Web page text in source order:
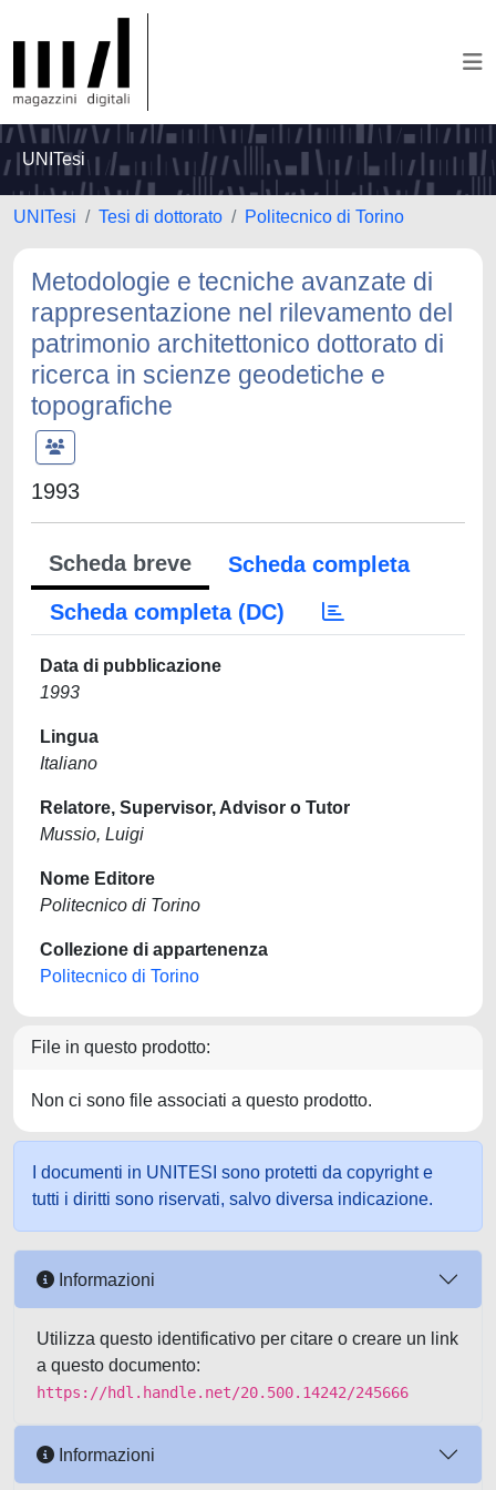
UNITesi
UNITesi Tesi di dottorato Politecnico di Torino
Metodologie e tecniche avanzate di
rappresentazione nel rilevamento del
patrimonio architettonico dottorato di
ricerca in scienze geodetiche e
topografiche
1993
Scheda breve
Scheda completa
Scheda completa (DC)
Data di pubblicazione
1993
Lingua
Italiano
Relatore, Supervisor, Advisor o Tutor
Mussio, Luigi
Nome Editore
Politecnico di Torino
Collezione di appartenenza
Politecnico di Torino
File in questo prodotto:
Non ci sono file associati a questo prodotto.
I documenti in UNITESI sono protetti da copyright e
tutti i diritti sono riservati, salvo diversa indicazione.
Informazioni
Utilizza questo identificativo per citare o creare un link
a questo documento:
https://hdl.handle.net/20.500.14242/245666
Informazioni